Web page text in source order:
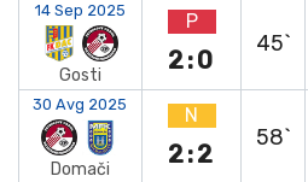
14 Sep 2025
Gosti
P
2:0
45`
30 Avg 2025
Domači
N
2:2
58`